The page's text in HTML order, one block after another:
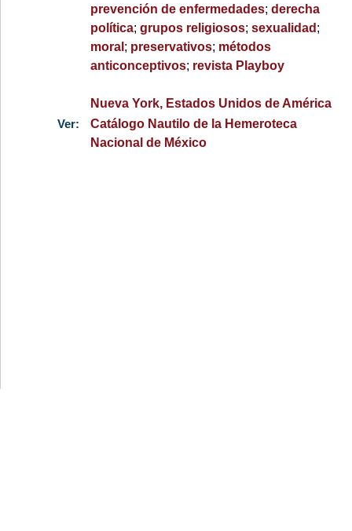
prevención de enfermedades;derecha
política;grupos religiosos;sexualidad ;
moral ; preservativos; métodos
anticonceptivos; revista Playboy
Nueva York, Estados Unidos de América
Ver:
Catálogo Nautilo de la Hemeroteca
Nacional de México